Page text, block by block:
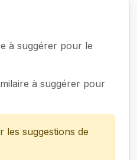
à suggérer pour le
à suggérer pour
les suggestions de